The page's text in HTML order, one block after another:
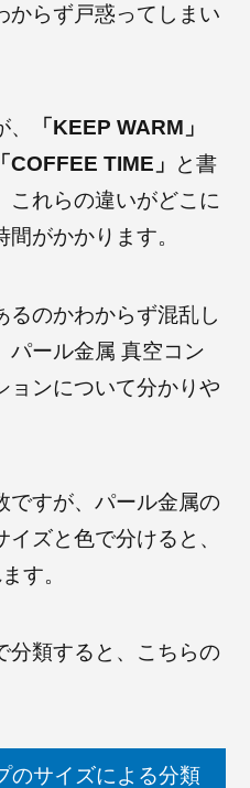
からず戸惑ってしまい
「KEEP WARM」
「COFFEE TIME」
と書
これらの違いがどこに
がかかります。
るのかわからず混乱し
パール金属 真空コン
ョンについて分かりや
ですが、パール金属の
ズと色で分けると、
す。
分類すると、こちらの
のサイズによる分類